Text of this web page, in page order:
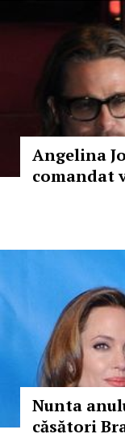
Angelina
comandat
Nunta
căsători